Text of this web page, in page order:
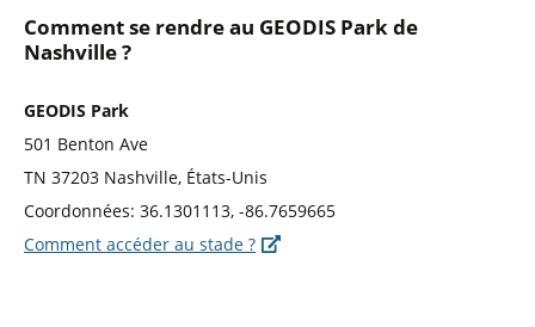
Comment se rendre au GEODIS Park de
Nashville ?
GEODIS Park
501 Benton Ave
TN 37203 Nashville, États-Unis
Coordonnées: 36.1301113, -86.7659665
Comment accéder au stade ?